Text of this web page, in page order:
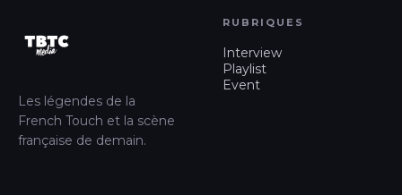
Les légendes de la
French Touch et la scène
française de demain.
RUBRIQUES
Interview
Playlist
Event